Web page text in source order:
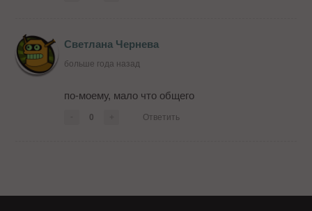
Светлана Чернева
больше года назад
по-моему, мало что общего
0 Ответить